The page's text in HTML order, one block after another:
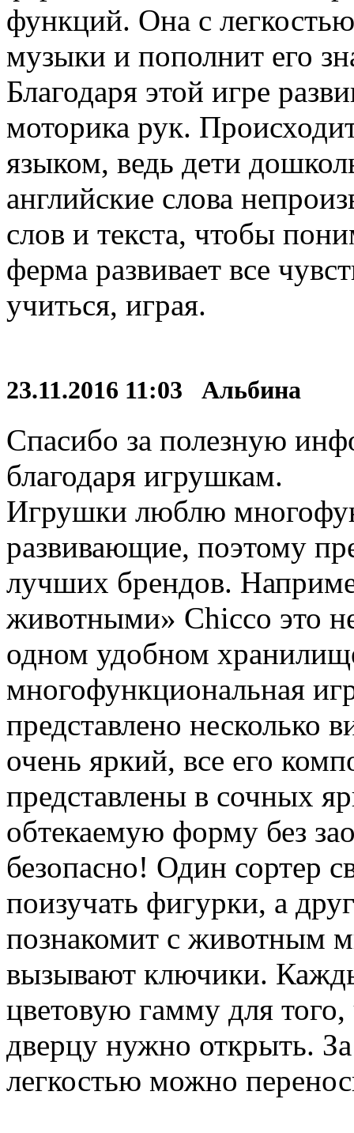
функций. Она с
музыки и пополнит его
Благодаря этой игре
моторика рук.
языком, ведь дети
английские слова
слов и текста, чтобы
ферма развивает все
учиться, играя.
23.11.2016 11:03 Альбина
Спасибо за полезную
благодаря игрушкам.
Игрушки люблю
развивающие, поэтому
лучших брендов.
животными» Chicco это
одном удобном
многофункциональная
представлено несколько
очень яркий, все его
представлены в сочных
обтекаемую форму без
безопасно! Один сортер
поизучать фигурки, а
познакомит с животным
вызывают ключики.
цветовую гамму для
дверцу нужно открыть.
легкостью можно